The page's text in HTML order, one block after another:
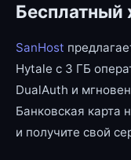
Бесплатный
SanHost
Hytale с 3 ГБ
DualAuth и
Банковская карта
и получите свой